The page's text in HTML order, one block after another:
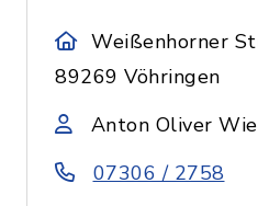
Weißenhorner
89269 Vöhringen
Anton Oliver
07306 / 2758